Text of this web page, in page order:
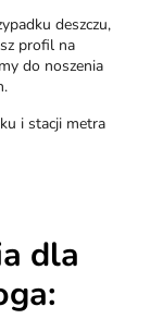
deszczu,
profil na
do noszenia
i stacji metra
dla